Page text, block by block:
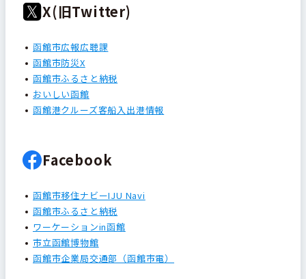
X(旧Twitter)
函館市広報広聴課
函館市防災X
函館市ふるさと納税
おいしい函館
函館港クルーズ客船入出港情報
Facebook
函館市移住ナビーIJU Navi
函館市ふるさと納税
ワーケーションin函館
市立函館博物館
函館市企業局交通部（函館市電）